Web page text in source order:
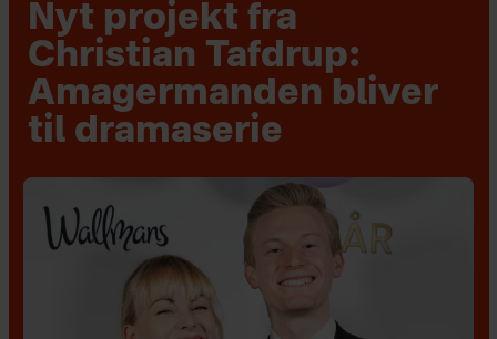
Nyt projekt fra
Christian Tafdrup:
Amagermanden bliver
til dramaserie